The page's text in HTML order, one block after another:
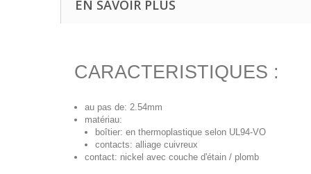
EN SAVOIR PLUS
CARACTERISTIQUES :
au pas de: 2.54mm
matériau:
boîtier: en thermoplastique selon UL94-VO
contacts: alliage cuivreux
contact: nickel avec couche d'étain / plomb